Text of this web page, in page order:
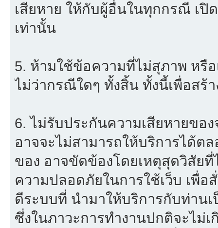
เสียหาย ให้กับผู้อื่นในทุกกรณี เปิ
เท่านั้น
5. ห้ามใช้ข้อความที่ไม่สุภาพ หรื
ไม่ว่ากรณีใดๆ ทั้งสิ้น ทั้งนี้เพื่อสร้
6. ไม่รับประกันความเสียหายขอ
อาจจะไม่สามารถให้บริการได้ตล
ของ อาจขัดข้องโดยเหตุสุดวิสัย
ความปลอดภัยในการใช้เว็บ เพื่อ
ดีระบบที่ นำมาให้บริการกับท่าน
ซึ่งในภาวะการทำงานปกติจะไม่